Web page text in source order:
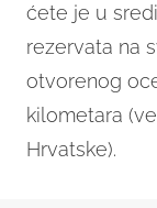
ćete je u
rezervata na
otvorenog
kilometara
Hrvatske).